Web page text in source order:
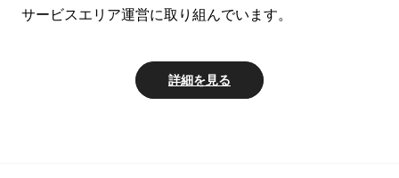
サービスエリア運営に取り組んでいます。
詳細を見る